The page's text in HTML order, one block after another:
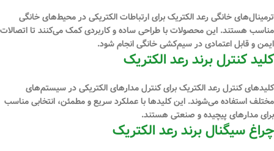
ترمینال‌های خانگی رعد الکتریک برای ارتباطات الکتریکی در محیط‌های خانگی
مناسب هستند. این محصولات با طراحی ساده و کاربردی کمک می‌کنند تا اتصالات
ایمن و قابل اعتمادی در سیم‌کشی خانگی انجام شود.
کلید کنترل برند رعد الکتریک
کلیدهای کنترل رعد الکتریک برای کنترل مدارهای الکتریکی در سیستم‌های
مختلف استفاده می‌شوند. این کلیدها با عملکرد سریع و مطمئن، انتخابی مناسب
برای مدارهای پیچیده و صنعتی هستند.
چراغ سیگنال برند رعد الکتریک